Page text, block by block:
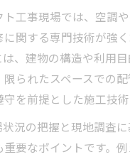
工事現場では、空調
に関する専門技術が強
は、建物の構造や利用
られたスペースでの
を前提とした施工技術
状況の把握と現地調査
要なポイントです。